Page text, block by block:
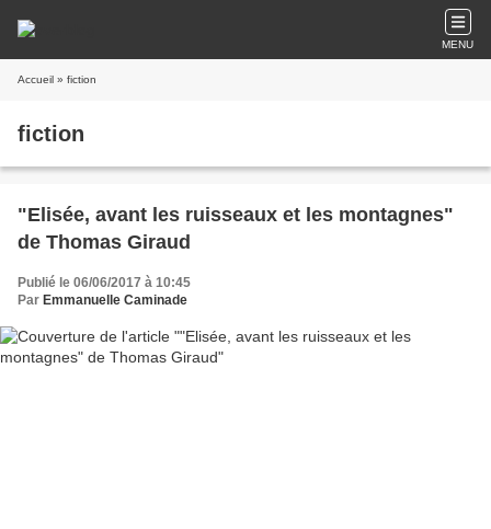
MENU
Accueil » fiction
fiction
"Elisée, avant les ruisseaux et les montagnes"
de Thomas Giraud
Publié le 06/06/2017 à 10:45
Par Emmanuelle Caminade